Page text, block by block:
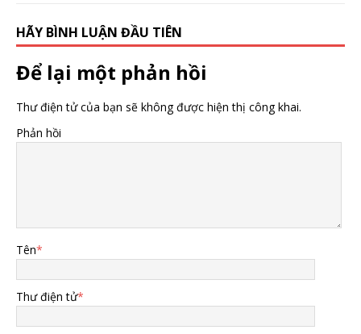
HÃY BÌNH LUẬN ĐẦU TIÊN
Để lại một phản hồi
Thư điện tử của bạn sẽ không được hiện thị công khai.
Phản hồi
Tên*
Thư điện tử*